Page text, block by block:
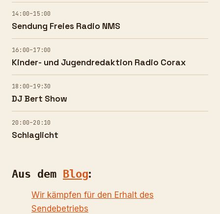
14:00–15:00
Sendung Freies Radio NMS
16:00–17:00
Kinder- und Jugendredaktion Radio Corax
18:00–19:30
DJ Bert Show
20:00–20:10
Schlaglicht
Aus dem Blog:
Wir kämpfen für den Erhalt des
Sendebetriebs